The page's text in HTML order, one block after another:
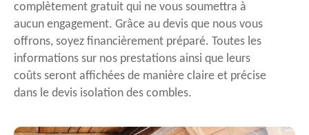
complètement gratuit qui ne vous soumettra à
aucun engagement. Grâce au devis que nous vous
offrons, soyez financièrement préparé. Toutes les
informations sur nos prestations ainsi que leurs
coûts seront affichées de manière claire et précise
dans le devis isolation des combles.